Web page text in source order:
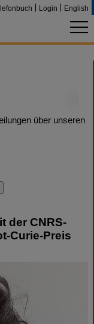
Login English
über unseren
der CNRS-
Curie-Preis